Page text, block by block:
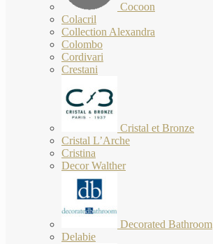
Cocoon
Colacril
Collection Alexandra
Colombo
Cordivari
Crestani
Cristal et Bronze
Cristal L’Arche
Cristina
Decor Walther
Decorated Bathroom
Delabie